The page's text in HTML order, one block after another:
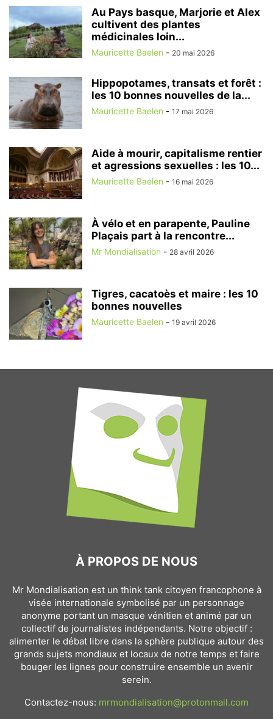
Au Pays basque, Marjorie et Alex
cultivent des plantes
médicinales loin...
Mauricette Baelen - 20 mai 2026
Hippopotames, transats et forêt :
les 10 bonnes nouvelles de la...
Mauricette Baelen - 17 mai 2026
Aide à mourir, capitalisme rentier
et agressions sexuelles : les 10...
Mauricette Baelen - 16 mai 2026
À vélo et en parapente, Pauline
Plaçais part à la rencontre...
Mr Mondialisation - 28 avril 2026
Tigres, cacatoès et maire : les 10
bonnes nouvelles
Mauricette Baelen - 19 avril 2026
À PROPOS DE NOUS
Mr Mondialisation est un think tank citoyen francophone à
visée internationale symbolisé par un personnage
anonyme portant un masque vénitien et animé par un
collectif de journalistes indépendants. Notre objectif :
alimenter le débat libre dans la sphère publique autour des
grands sujets mondiaux et locaux de notre temps et faire
bouger les lignes pour construire ensemble un avenir
serein.
Contactez-nous: mrmondialisation@protonmail.com